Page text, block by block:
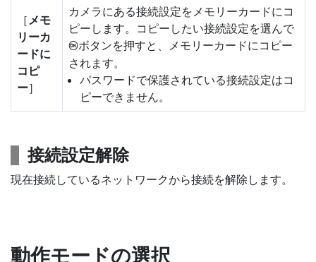
［メモ
リーカ
ードに
コピ
ー］
カメラにある接続設定をメモリーカードにコ
ピーします。コピーしたい接続設定を選んで
Jボタンを押すと、メモリーカードにコピー
されます。
パスワードで保護されている接続設定はコ
ピーできません。
接続設定解除
現在接続しているネットワークから接続を解除します。
動作モードの選択